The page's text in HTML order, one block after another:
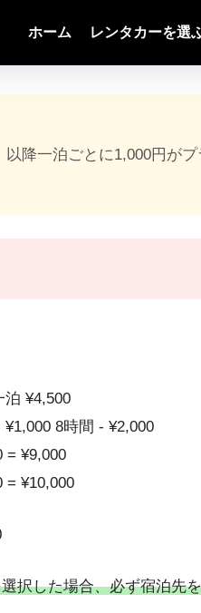
ホーム レンタカーを選
降一泊ごとに1,000円が
¥4,500
¥1,000 8時間 - ¥2,000
= ¥9,000
= ¥10,000
択した場合、必ず宿泊先